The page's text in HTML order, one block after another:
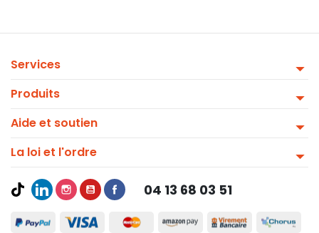
Services
Produits
Aide et soutien
La loi et l'ordre
04 13 68 03 51